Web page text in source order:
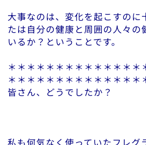
大事なのは、変化を起こすのに
たは自分の健康と周囲の人々の
いるか？ということです。
＊＊＊＊＊＊＊＊＊＊＊＊＊＊
＊＊＊＊＊＊＊＊＊＊＊＊＊＊
皆さん、どうでしたか？
私も何気なく使っていたフレグ